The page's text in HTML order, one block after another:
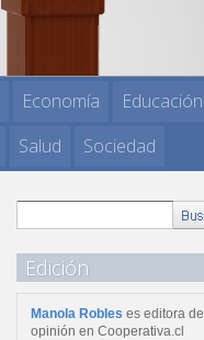
Economía
Educación
Salud Sociedad
Edición
Manola Robles es editora de
opinión en Cooperativa.cl